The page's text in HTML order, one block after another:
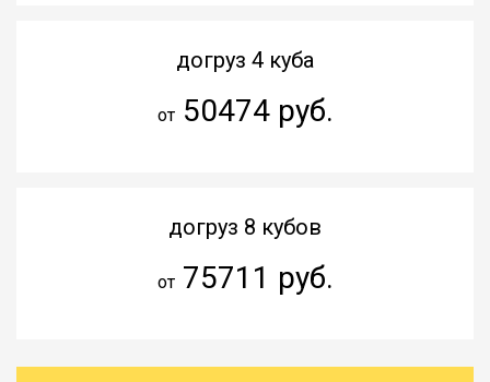
догруз 4 куба
от50474 руб.
догруз 8 кубов
от75711 руб.